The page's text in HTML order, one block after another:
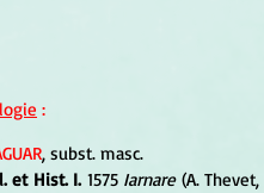
:
, subst. masc.
et Hist. I. 1575 Iarnare (A. Thevet,